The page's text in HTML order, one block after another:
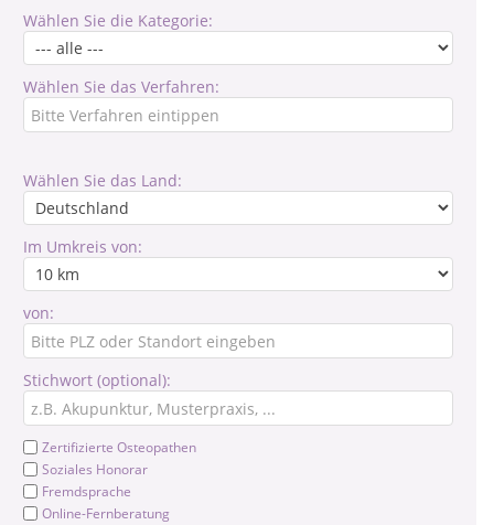
Wählen Sie die Kategorie:
Wählen Sie das Verfahren:
Wählen Sie das Land:
Im Umkreis von:
von:
Stichwort (optional):
Zertifizierte Osteopathen
Soziales Honorar
Fremdsprache
Online-Fernberatung